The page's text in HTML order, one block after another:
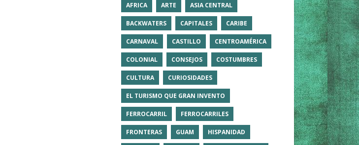
AFRICA ARTE ASIA CENTRAL
BACKWATERS CAPITALES CARIBE
CARNAVAL CASTILLO CENTROAMÉRICA
COLONIAL CONSEJOS COSTUMBRES
CULTURA CURIOSIDADES
EL TURISMO QUE GRAN INVENTO
FERROCARRIL FERROCARRILES
FRONTERAS GUAM HISPANIDAD